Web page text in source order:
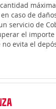
caso de
servicio de
el importe
evita el